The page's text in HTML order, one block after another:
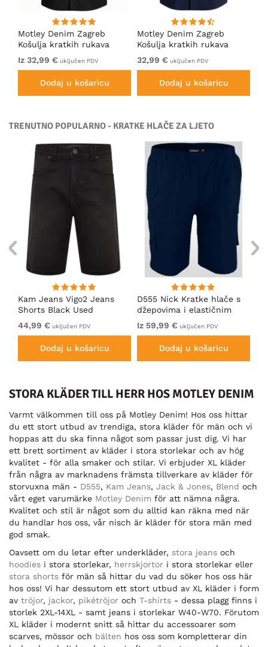
Motley Denim Zagreb
Košulja kratkih rukava
Crna
Iz 32,99 € uključen PDV
Dodaj u košaricu
Motley Denim Zagreb
Košulja kratkih rukava
Tamno plava
32,99 € uključen PDV
Dodaj u košaricu
TRENUTNO POPULARNO - KRATKE HLAČE ZA LJETO
Kam Jeans Vigo2 Jeans
Shorts Black Used
44,99 € uključen PDV
Dodaj u košaricu
D555 Nick Kratke hlače s
džepovima i elastičnim
strukom Tamnoplava
Iz 59,99 € uključen PDV
Dodaj u košaricu
STORA KLÄDER TILL HERR HOS MOTLEY DENIM
Varmt välkommen till oss på Motley Denim! Hos oss hittar
du ett stort utbud av trendiga, stora kläder för män och vi
hoppas att du ska finna något som passar just dig. Vi har
ett brett sortiment av kläder i stora storlekar och av hög
kvalitet - för alla smaker och stilar. Vi erbjuder XL kläder
från några av marknadens främsta tillverkare av kläder för
storvuxna män - D555, Kam Jeans, Jack & Jones, Blend och
vårt eget varumärke Motley Denim för att nämna några.
Kvalitet och stil är något som du alltid kan räkna med när
du handlar hos oss, vår nisch är kläder för stora män med
god smak.
Oavsett om du letar efter underkläder, stora jeans och
hoodies i stora storlekar, herrskjortor i stora storlekar eller
stora shorts för män så hittar du vad du söker hos oss här
hos oss! Vi har dessutom ett stort utbud av XL kläder i form
av tröjor, jackor, pikétröjor och T-shirts - dessa plagg finns i
storlek 2XL-14XL - samt jeans i storlekar W40-W70. Förutom
XL kläder i modernt snitt så hittar du accessoarer som
scarves, mössor och bälten hos oss som kompletterar din